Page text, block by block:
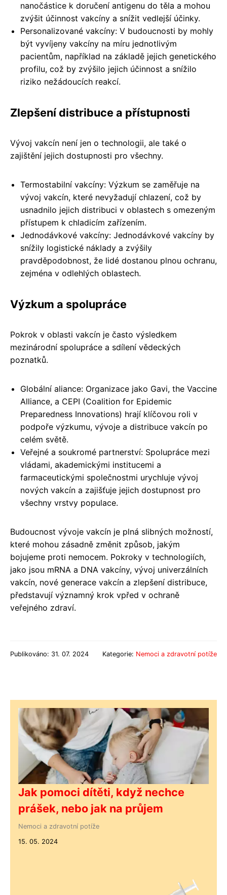
nanočástice k doručení antigenu do těla a mohou
zvýšit účinnost vakcíny a snížit vedlejší účinky.
Personalizované vakcíny: V budoucnosti by mohly
být vyvíjeny vakcíny na míru jednotlivým
pacientům, například na základě jejich genetického
profilu, což by zvýšilo jejich účinnost a snížilo
riziko nežádoucích reakcí.
Zlepšení distribuce a přístupnosti
Vývoj vakcín není jen o technologii, ale také o
zajištění jejich dostupnosti pro všechny.
Termostabilní vakcíny: Výzkum se zaměřuje na
vývoj vakcín, které nevyžadují chlazení, což by
usnadnilo jejich distribuci v oblastech s omezeným
přístupem k chladicím zařízením.
Jednodávkové vakcíny: Jednodávkové vakcíny by
snížily logistické náklady a zvýšily
pravděpodobnost, že lidé dostanou plnou ochranu,
zejména v odlehlých oblastech.
Výzkum a spolupráce
Pokrok v oblasti vakcín je často výsledkem
mezinárodní spolupráce a sdílení vědeckých
poznatků.
Globální aliance: Organizace jako Gavi, the Vaccine
Alliance, a CEPI (Coalition for Epidemic
Preparedness Innovations) hrají klíčovou roli v
podpoře výzkumu, vývoje a distribuce vakcín po
celém světě.
Veřejné a soukromé partnerství: Spolupráce mezi
vládami, akademickými institucemi a
farmaceutickými společnostmi urychluje vývoj
nových vakcín a zajišťuje jejich dostupnost pro
všechny vrstvy populace.
Budoucnost vývoje vakcín je plná slibných možností,
které mohou zásadně změnit způsob, jakým
bojujeme proti nemocem. Pokroky v technologiích,
jako jsou mRNA a DNA vakcíny, vývoj univerzálních
vakcín, nové generace vakcín a zlepšení distribuce,
představují významný krok vpřed v ochraně
veřejného zdraví.
Publikováno: 31. 07. 2024 Kategorie: Nemoci a zdravotní potíže
Jak pomoci dítěti, když nechce
prášek, nebo jak na průjem
Nemoci a zdravotní potíže
15. 05. 2024